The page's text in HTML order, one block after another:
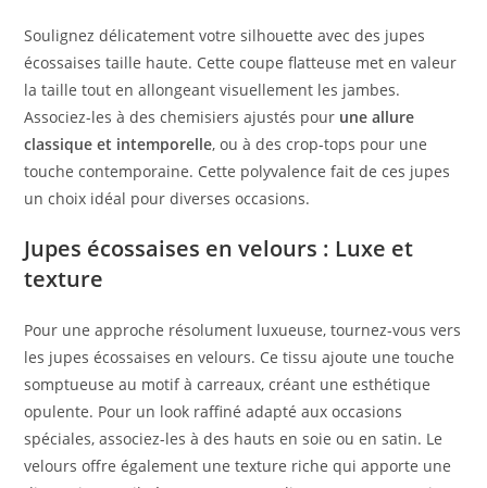
Soulignez délicatement votre silhouette avec des jupes
écossaises taille haute. Cette coupe flatteuse met en valeur
la taille tout en allongeant visuellement les jambes.
Associez-les à des chemisiers ajustés pour une allure
classique et intemporelle, ou à des crop-tops pour une
touche contemporaine. Cette polyvalence fait de ces jupes
un choix idéal pour diverses occasions.
Jupes écossaises en velours : Luxe et
texture
Pour une approche résolument luxueuse, tournez-vous vers
les jupes écossaises en velours. Ce tissu ajoute une touche
somptueuse au motif à carreaux, créant une esthétique
opulente. Pour un look raffiné adapté aux occasions
spéciales, associez-les à des hauts en soie ou en satin. Le
velours offre également une texture riche qui apporte une